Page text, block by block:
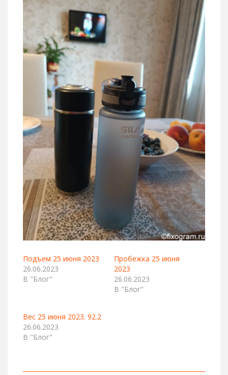
Подъем 25 июня 2023
26.06.2023
В "Блог"
Пробежка 25 июня
2023
26.06.2023
В "Блог"
Вес 25 июня 2023. 92.2
26.06.2023
В "Блог"